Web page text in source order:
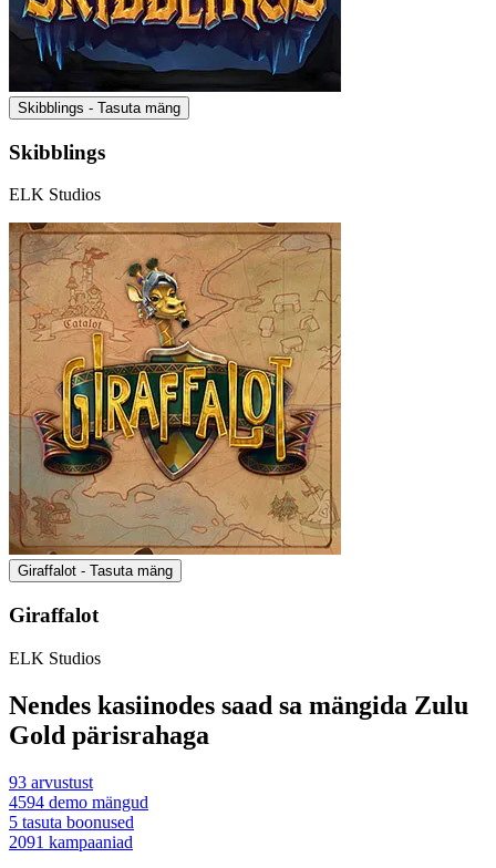
Skibblings - Tasuta mäng
Skibblings
ELK Studios
Giraffalot - Tasuta mäng
Giraffalot
ELK Studios
Nendes kasiinodes saad sa mängida Zulu
Gold pärisrahaga
93 arvustust
4594 demo mängud
5 tasuta boonused
2091 kampaaniad